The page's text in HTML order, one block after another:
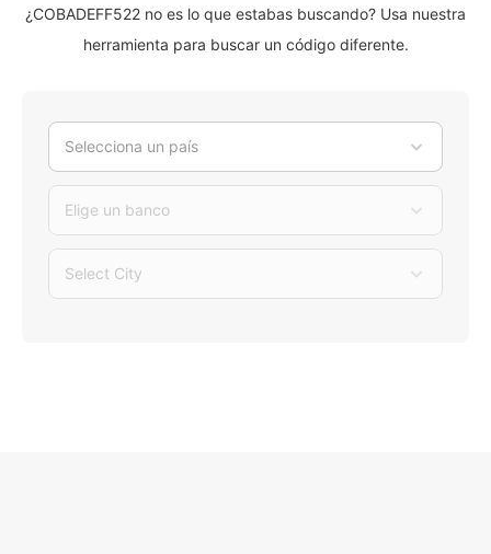
¿COBADEFF522 no es lo que estabas buscando? Usa nuestra
herramienta para buscar un código diferente.
Selecciona un país
Elige un banco
Select City